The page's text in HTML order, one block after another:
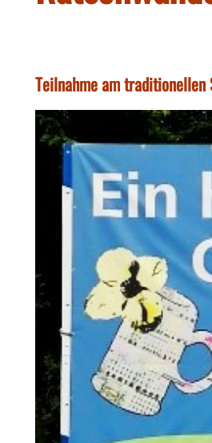
Teilnahme am